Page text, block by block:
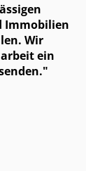
Immobilien
Wir
ein